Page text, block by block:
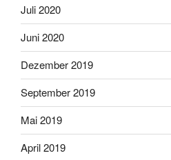
Juli 2020
Juni 2020
Dezember 2019
September 2019
Mai 2019
April 2019